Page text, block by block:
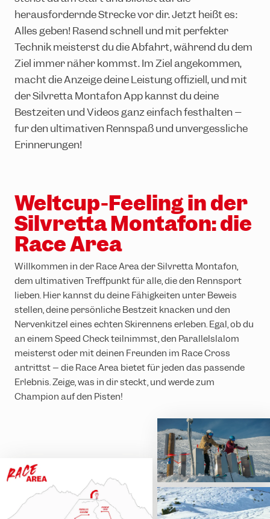
Ländle Card
Parktickets
Top-Wanderungen
Familienwanderungen
Interaktive Bikekarte
Trailpark Hochjoch
Top-Klettersteige
Klettergarten Wormser Hütte
Klettersteige in der Umgebung
INTERSPORT Verleih
Skischulen
Sportlichstes Skigebiet
Race Area
Snowpark Montafon
Cross Strecken
Epic Pass
Kids on Ski
Jugendskirennen
SiMo Gagla Club
Bahnen & Lifte
Auszeichnungen
herausfordernde Strecke vor dir. Jetzt heißt es:
Alles geben! Rasend schnell und mit perfekter
Technik meisterst du die Abfahrt, während du dem
Ziel immer näher kommst. Im Ziel angekommen,
macht die Anzeige deine Leistung offiziell, und mit
der Silvretta Montafon App kannst du deine
Bestzeiten und Videos ganz einfach festhalten –
für den ultimativen Rennspaß und unvergessliche
Erinnerungen!
Weltcup-Feeling in der
Silvretta Montafon: die
Race Area
Willkommen in der Race Area der Silvretta Montafon,
dem ultimativen Treffpunkt für alle, die den Rennsport
lieben. Hier kannst du deine Fähigkeiten unter Beweis
stellen, deine persönliche Bestzeit knacken und den
Nervenkitzel eines echten Skirennens erleben. Egal, ob du
an einem Speed Check teilnimmst, den Parallelslalom
meisterst oder mit deinen Freunden im Race Cross
antrittst – die Race Area bietet für jeden das passende
Erlebnis. Zeige, was in dir steckt, und werde zum
Champion auf den Pisten!